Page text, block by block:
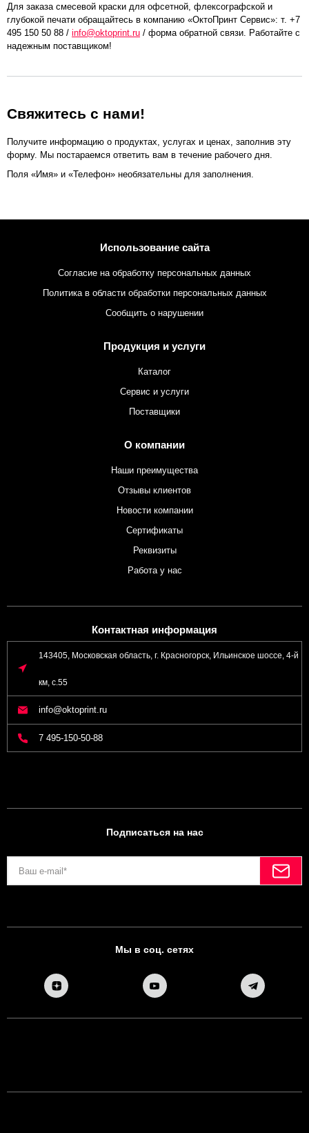
Для заказа смесевой краски для офсетной, флексографской и
глубокой печати обращайтесь в компанию «ОктоПринт Сервис»: т. +7
495 150 50 88 / info@oktoprint.ru / форма обратной связи. Работайте с
надежным поставщиком!
Свяжитесь с нами!
Получите информацию о продуктах, услугах и ценах, заполнив эту
форму. Мы постараемся ответить вам в течение рабочего дня.
Поля «Имя» и «Телефон» необязательны для заполнения.
Использование сайта
Согласие на обработку персональных данных
Политика в области обработки персональных данных
Сообщить о нарушении
Продукция и услуги
Каталог
Сервис и услуги
Поставщики
О компании
Наши преимущества
Отзывы клиентов
Новости компании
Сертификаты
Реквизиты
Работа у нас
Контактная информация
143405, Московская область, г. Красногорск, Ильинское шоссе, 4-й
км, с.55
info@oktoprint.ru
7 495-150-50-88
Подписаться на нас
Мы в соц. сетях